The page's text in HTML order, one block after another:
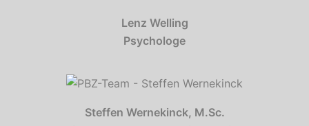
Lenz Welling
Psychologe
Steffen Wernekinck, M.Sc.